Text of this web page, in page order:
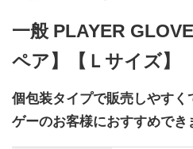
一般 PLAYER
ペア】【Ｌサイズ】
個包装タイプで販売しやす
ゲーのお客様におすすめでき